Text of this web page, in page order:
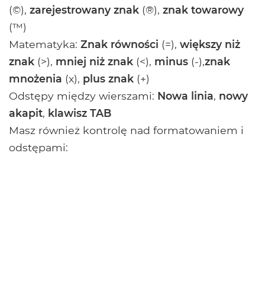
(©), zarejestrowany znak (®), znak towarowy
(™)
Matematyka: Znak równości (=), większy niż
znak (>), mniej niż znak (<), minus (-),znak
mnożenia (x), plus znak (+)
Odstępy między wierszami: Nowa linia, nowy
akapit, klawisz TAB
Masz również kontrolę nad formatowaniem i
odstępami: